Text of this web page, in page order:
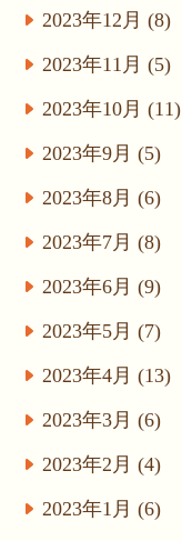
2023年12月 (8)
2023年11月 (5)
2023年10月 (11)
2023年9月 (5)
2023年8月 (6)
2023年7月 (8)
2023年6月 (9)
2023年5月 (7)
2023年4月 (13)
2023年3月 (6)
2023年2月 (4)
2023年1月 (6)